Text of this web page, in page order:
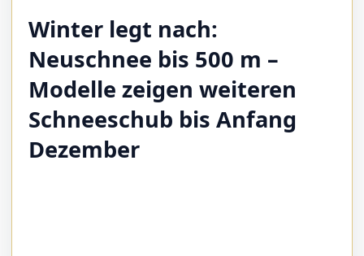
Winter legt nach:
Neuschnee bis 500 m –
Modelle zeigen weiteren
Schneeschub bis Anfang
Dezember